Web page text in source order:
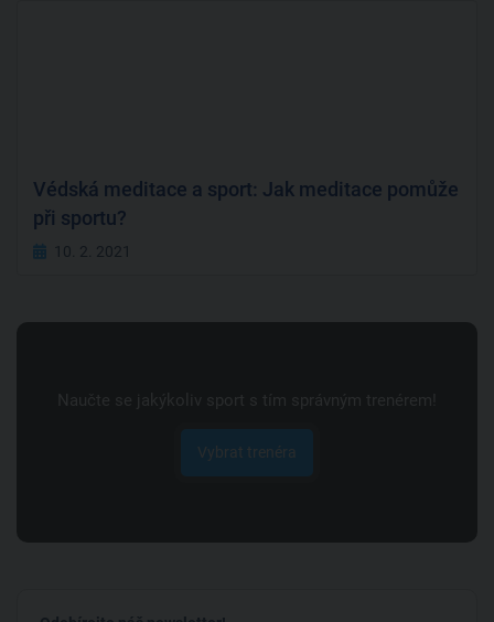
Védská meditace a sport: Jak meditace pomůže
při sportu?
10. 2. 2021
Vybrat trenéra